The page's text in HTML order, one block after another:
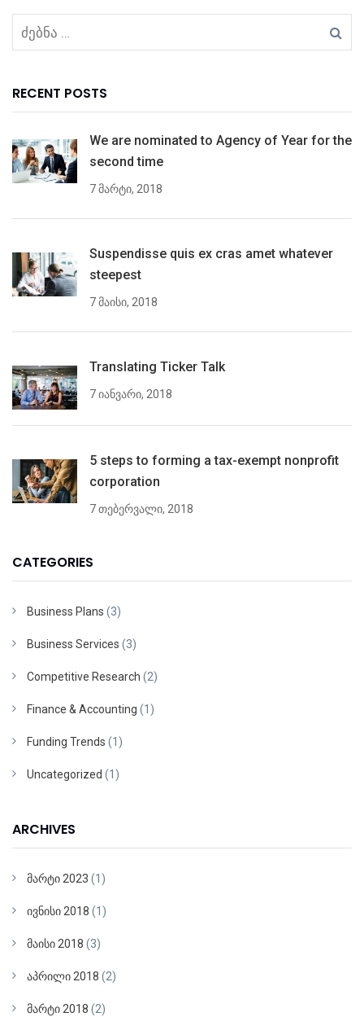
RECENT POSTS
We are nominated to Agency of Year for the
second time
7 მარტი, 2018
Suspendisse quis ex cras amet whatever
steepest
7 მაისი, 2018
Translating Ticker Talk
7 იანვარი, 2018
5 steps to forming a tax-exempt nonprofit
corporation
7 თებერვალი, 2018
CATEGORIES
Business Plans (3)
Business Services (3)
Competitive Research (2)
Finance & Accounting (1)
Funding Trends (1)
Uncategorized (1)
ARCHIVES
მარტი 2023 (1)
ივნისი 2018 (1)
მაისი 2018 (3)
აპრილი 2018 (2)
მარტი 2018 (2)